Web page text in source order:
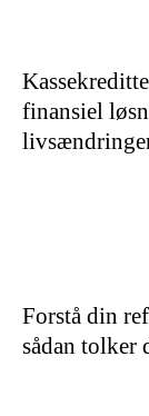
finansiel
Forstå din
sådan tolker